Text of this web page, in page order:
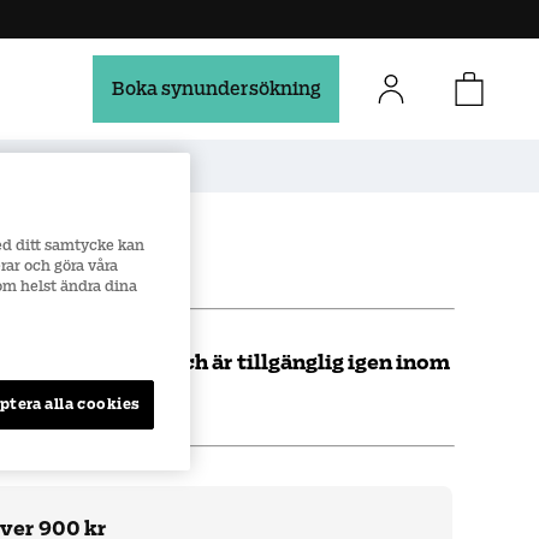
Boka synundersökning
slut i lager och är tillgänglig igen inom
900 kr
ditt samtycke kan
och göra våra
helst ändra dina
alla cookies